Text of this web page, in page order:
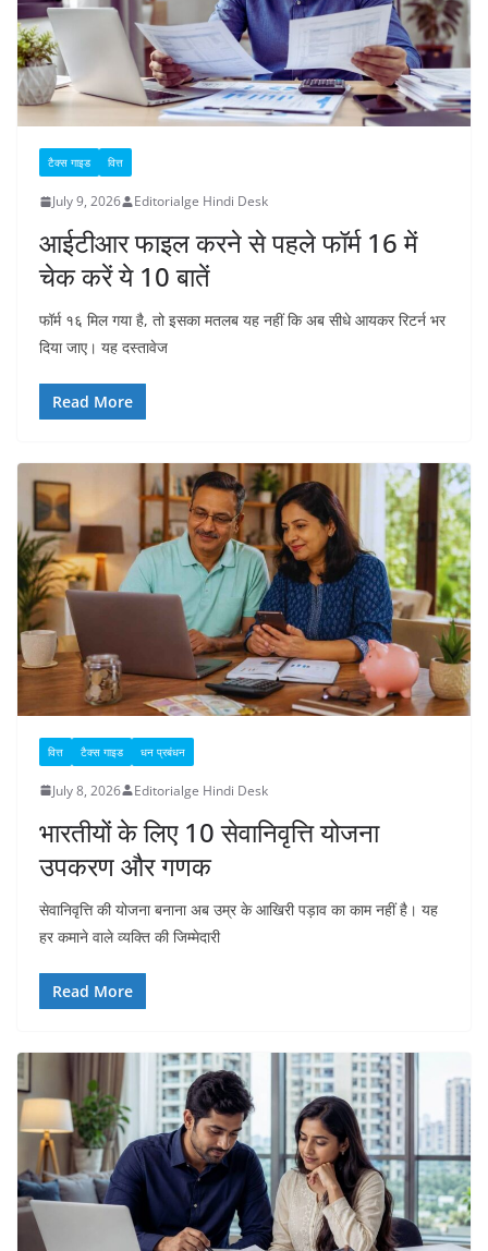
टैक्स गाइड वित्त
July 9, 2026 Editorialge Hindi Desk
आईटीआर फाइल करने से पहले फॉर्म 16 में
चेक करें ये 10 बातें
फॉर्म १६ मिल गया है, तो इसका मतलब यह नहीं कि अब सीधे आयकर रिटर्न भर
दिया जाए। यह दस्तावेज
Read More
वित्त टैक्स गाइड धन प्रबंधन
July 8, 2026 Editorialge Hindi Desk
भारतीयों के लिए 10 सेवानिवृत्ति योजना
उपकरण और गणक
सेवानिवृत्ति की योजना बनाना अब उम्र के आखिरी पड़ाव का काम नहीं है। यह
हर कमाने वाले व्यक्ति की जिम्मेदारी
Read More